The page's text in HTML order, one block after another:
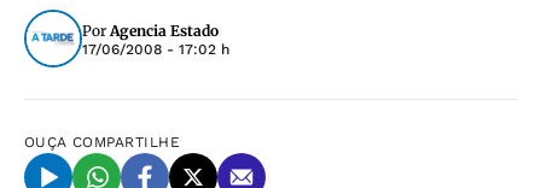
PorAgencia Estado
17/06/2008 - 17:02 h
OUÇA COMPARTILHE